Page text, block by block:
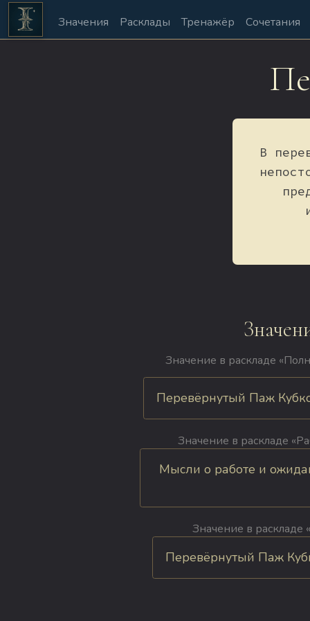
Значения Расклады Тренажёр Сочетания
В
Значение в раскладе
Перевёрнутый Паж
Значение в раскладе
Мысли о работе и
Значение в раскладе
Перевёрнутый Паж